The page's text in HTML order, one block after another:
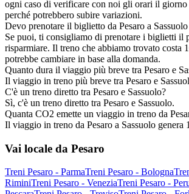
ogni caso di verificare con noi gli orari il giorno
perché potrebbero subire variazioni.
Devo prenotare il biglietto da Pesaro a
Se puoi, ti consigliamo di prenotare i biglietti il
risparmiare. Il treno che abbiamo trovato costa
potrebbe cambiare in base alla domanda.
Quanto dura il viaggio più breve tra Pesaro e
Il viaggio in treno più breve tra Pesaro e
C'è un treno diretto tra Pesaro e Sassuolo?
Sì, c'è un treno diretto tra Pesaro e Sassuolo.
Quanta CO2 emette un viaggio in treno da
Il viaggio in treno da Pesaro a Sassuolo genera
Vai locale da Pesaro
Treni Pesaro - ParmaTreni Pesaro - Bologna
RiminiTreni Pesaro - VeneziaTreni Pesaro -